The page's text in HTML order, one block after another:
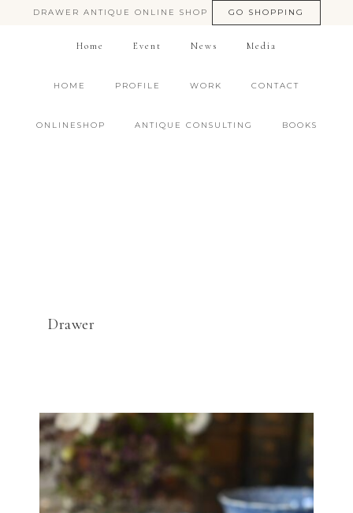
DRAWER ANTIQUE ONLINE SHOP GO SHOPPING
Home Event News Media
HOME PROFILE WORK CONTACT
ONLINESHOP ANTIQUE CONSULTING BOOKS
Drawer